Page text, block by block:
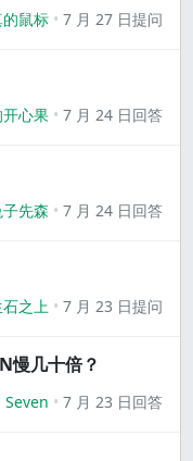
鼠标 7 月 27 日提问
心果 7 月 24 日回答
先森 7 月 24 日回答
之上 7 月 23 日提问
慢几十倍？
Seven 7 月 23 日回答